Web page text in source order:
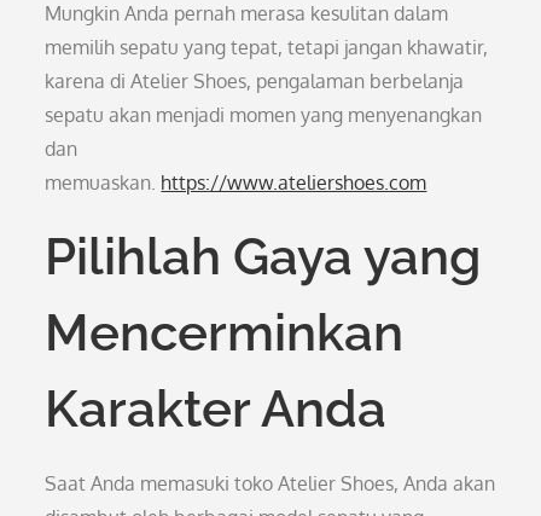
Mungkin Anda pernah merasa kesulitan dalam
memilih sepatu yang tepat, tetapi jangan khawatir,
karena di Atelier Shoes, pengalaman berbelanja
sepatu akan menjadi momen yang menyenangkan
dan
memuaskan. https://www.ateliershoes.com
Pilihlah Gaya yang
Mencerminkan
Karakter Anda
Saat Anda memasuki toko Atelier Shoes, Anda akan